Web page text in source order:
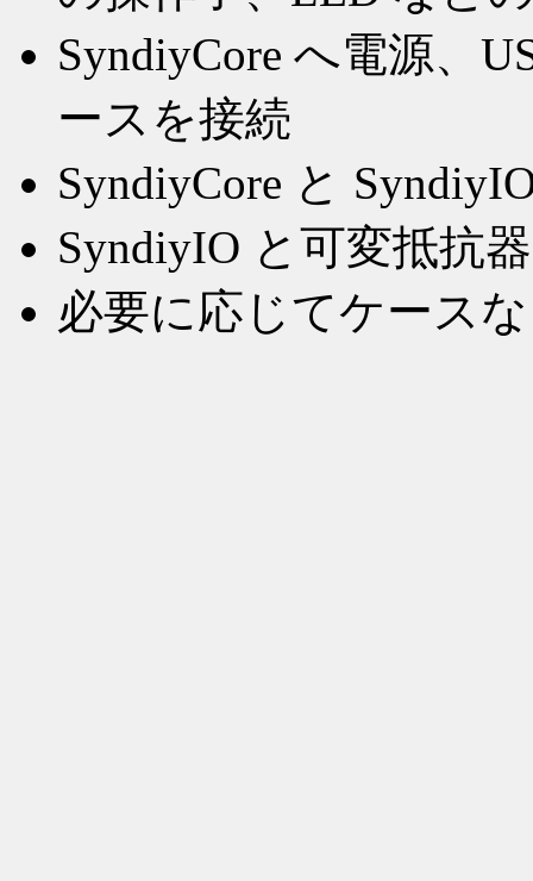
SyndiyCore へ電源、
ースを接続
SyndiyCore と
SyndiyIO と可変抵抗
必要に応じてケース